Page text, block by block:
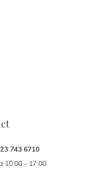
743 6710
10:00 - 17:00